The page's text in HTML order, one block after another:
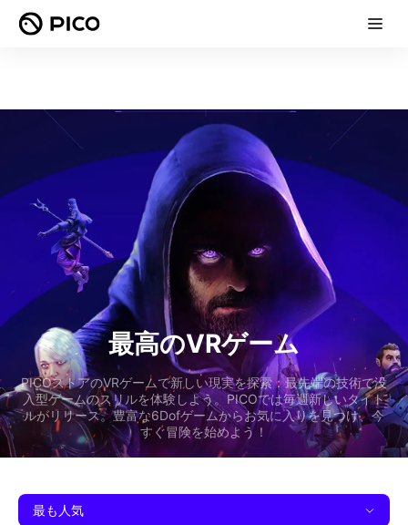
最高のVRゲーム
PICOストアのVRゲームで新しい現実を探索：最先端の技術で没
入型ゲームのスリルを体験しよう。PICOでは毎週新しいタイト
ルがリリース。豊富な6Dofゲームからお気に入りを見つけ、今
すぐ冒険を始めよう！
最も人気